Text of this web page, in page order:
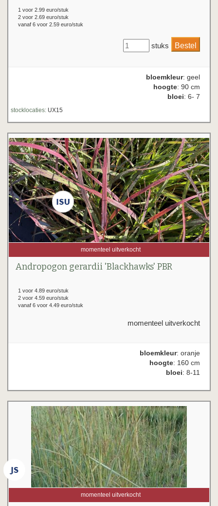
1 voor 2.99 euro/stuk
2 voor 2.69 euro/stuk
vanaf 6 voor 2.59 euro/stuk
stuks
bloemkleur: geel
hoogte: 90 cm
bloei: 6- 7
stocklocaties: UX15
momenteel uitverkocht
Andropogon gerardii 'Blackhawks' PBR
1 voor 4.89 euro/stuk
2 voor 4.59 euro/stuk
vanaf 6 voor 4.49 euro/stuk
momenteel uitverkocht
bloemkleur: oranje
hoogte: 160 cm
bloei: 8-11
momenteel uitverkocht